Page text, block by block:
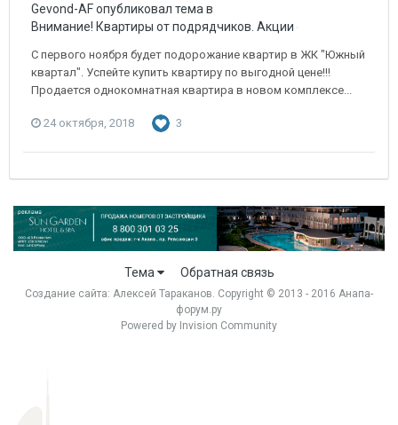
Gevond-AF опубликовал тема в
Внимание! Квартиры от подрядчиков. Акции от
С первого ноября будет подорожание квартир в ЖК "Южный
квартал". Успейте купить квартиру по выгодной цене!!!
Продается однокомнатная квартира в новом комплексе...
24 октября, 2018 3
Тема Обратная связь
Создание сайта: Алексей Тараканов. Copyright © 2013 - 2016 Анапа-
форум.ру
Powered by Invision Community